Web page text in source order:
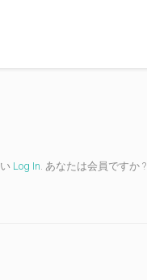
Log In. あなたは会員ですか ?